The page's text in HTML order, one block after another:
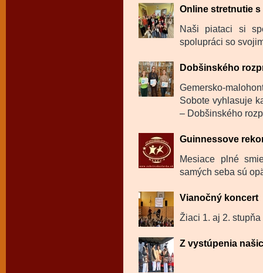
Online stretnutie
Naši piataci si
spolupráci so
Dobšinského
Gemersko-
Sobote vyhlasuje
– Dobšinského
Guinnessove
Mesiace plné
samých seba sú
Vianočný koncert
Žiaci 1. aj 2.
Z vystúpenia